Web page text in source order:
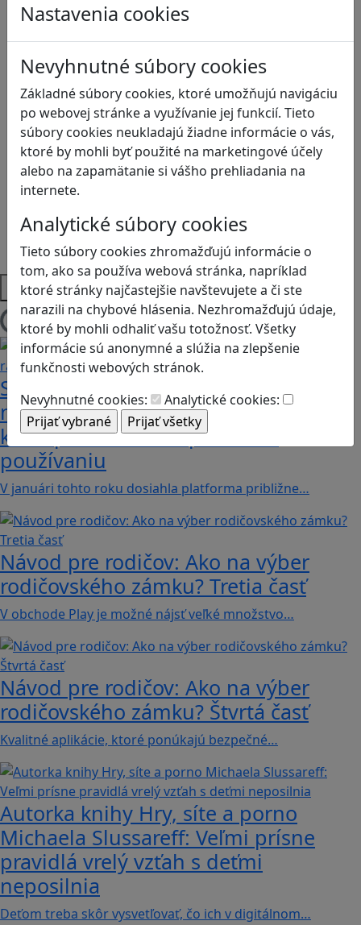
Nastavenia cookies
Nevyhnutné súbory cookies
Základné súbory cookies, ktoré umožňujú navigáciu
po webovej stránke a využívanie jej funkcií. Tieto
súbory cookies neukladajú žiadne informácie o vás,
ktoré by mohli byť použité na marketingové účely
alebo na zapamätanie si vášho prehliadania na
internete.
Analytické súbory cookies
Tieto súbory cookies zhromažďujú informácie o
tom, ako sa používa webová stránka, napríklad
ktoré stránky najčastejšie navštevujete a či ste
narazili na chybové hlásenia. Nezhromažďujú údaje,
ktoré by mohli odhaliť vašu totožnosť. Všetky
informácie sú anonymné a slúžia na zlepšenie
funkčnosti webových stránok.
Nevyhnutné cookies:
Analytické cookies:
Digitálna rovnováha
Ekológia
Globálne vzdelávanie
Kreativita
Kritické myslenie
Kyberšikana
Logické myslenie
Ľudské práva a tolerancia
Motorika a koncentrácia
Programovanie/Technika
Sociálne zručnosti a kooperácia
Strategické myslenie
Zdravie a pohyb
Platformy
Načítam blogy
Sú vaše deti na Discorde? Objavte
niekoľko užitočných rád a funkcií,
ktoré pomôžu k bezpečnému
používaniu
V januári tohto roku dosiahla platforma približne…
Návod pre rodičov: Ako na výber
rodičovského zámku? Tretia časť
V obchode Play je možné nájsť veľké množstvo…
Návod pre rodičov: Ako na výber
rodičovského zámku? Štvrtá časť
Kvalitné aplikácie, ktoré ponúkajú bezpečné…
Autorka knihy Hry, síte a porno
Michaela Slussareff: Veľmi prísne
pravidlá vrelý vzťah s deťmi
neposilnia
Deťom treba skôr vysvetľovať, čo ich v digitálnom…